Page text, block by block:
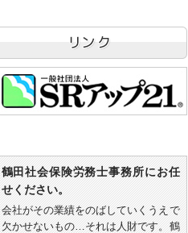
鶴田社会保険労務士事務所にお任
せください。
会社がその業績をのばしていくうえで
欠かせないもの…それは人財です。鶴